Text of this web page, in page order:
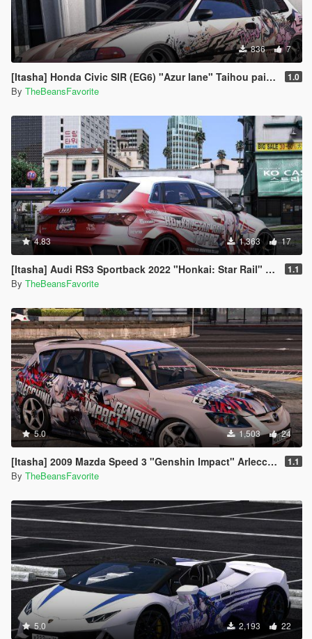
836 7
[Itasha] Honda Civic SIR (EG6) "Azur lane" Taihou paintjob 1.0
By TheBeansFavorite
4.83 1,363 17
[Itasha] Audi RS3 Sportback 2022 "Honkai: Star Rail" Topaz paintjob 1.1
By TheBeansFavorite
5.0 1,503 24
[Itasha] 2009 Mazda Speed 3 "Genshin Impact" Arlecchino paintjob 1.1
By TheBeansFavorite
5.0 2,193 22